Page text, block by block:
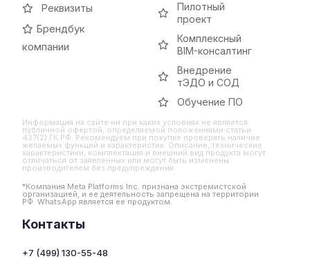
Реквизиты
Брендбук
компании
Пилотный
проект
Комплексный
BIM-консалтинг
Внедрение
тЭДО и СОД
Обучение ПО
Информация на сайте ни при каких условиях не является
публичной офертой, определяемой положениями статьи
437(2) ГК РФ. Рекомендуем при покупке проверять наличие
желаемых функций и характеристик. Описание, технические
характеристики, комплектация и внешний вид продукта могут
отличаться от заявленных или могут быть изменены
производителем без предупреждения
*Компания Meta Platforms Inc. признана экстремистской
организацией, и ее деятельность запрещена на территории
РФ. WhatsApp является ее продуктом.
Контакты
+7 (499) 130-55-48